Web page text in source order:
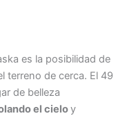
es la posibilidad de
terreno de cerca. El 49
de belleza
el cieloy